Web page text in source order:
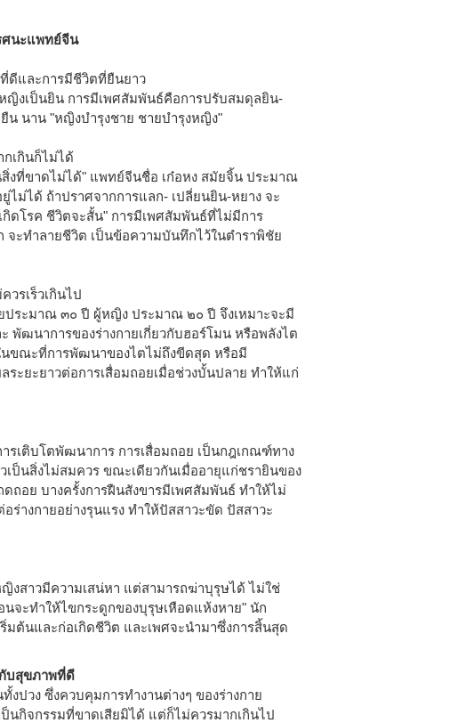
ศนะแพทย์จีน
ดีและการมีชีวิตที่ยืนยาว
ญิงเป็นยิน การมีเพศสัมพันธ์คือการปรับสมดุลยิน-
น นาน "หญิงบำรุงชาย ชายบำรุงหญิง"
เกินก็ไม่ได้
สิ่งที่ขาดไม่ได้" แพทย์จีนชื่อ เก๋อหง สมัยจิ้น ประมาณ
ไม่ได้ ถ้าปราศจากการแลก- เปลี่ยนยิน-หยาง จะ
กิดโรค ชีวิตจะสั้น" การมีเพศสัมพันธ์ที่ไม่มีการ
จะทำลายชีวิต เป็นข้อความบันทึกไว้ในตำราพิชัย
วรเร็วเกินไป
ประมาณ ๓๐ ปี ผู้หญิง ประมาณ ๒๐ ปี จึงเหมาะจะมี
พัฒนาการของร่างกายเกี่ยวกับฮอร์โมน หรือพลังไต
ขณะที่การพัฒนาของไตไม่ถึงขีดสุด หรือมี
ระยะยาวต่อการเสื่อมถอยเมื่อช่วงบั้นปลาย ทำให้แก่
ารเติบโตพัฒนาการ การเสื่อมถอย เป็นกฎเกณฑ์ทาง
เป็นสิ่งไม่สมควร ขณะเดียวกันเมื่ออายุแก่ชรายินของ
ถอย บางครั้งการฝืนสังขารมีเพศสัมพันธ์ ทำให้ไม่
ร่างกายอย่างรุนแรง ทำให้ปัสสาวะขัด ปัสสาวะ
งสาวมีความเสน่หา แต่สามารถฆ่าบุรุษได้ ไม่ใช่
จะทำให้ไขกระดูกของบุรุษเหือดแห้งหาย" นัก
มต้นและก่อเกิดชีวิต และเพศจะนำมาซึ่งการสิ้นสุด
บสุขภาพที่ดี
งปวง ซึ่งควบคุมการทำงานต่างๆ ของร่างกาย
กิจกรรมที่ขาดเสียมิได้ แต่ก็ไม่ควรมากเกินไป